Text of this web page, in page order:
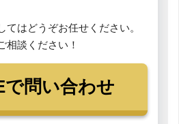
てはどうぞお任せください。
相談ください！
で問い合わせ